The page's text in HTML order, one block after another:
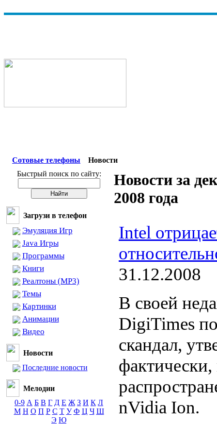
Сотовые телефоны
Новости
Быстрый поиск по сайту:
Загрузи в телефон
Эмуляция Игр
Java Игры
Программы
Книги
Реалтоны (MP3)
Темы
Картинки
Анимации
Видео
Новости
Последние новости
Мелодии
0-9 А Б В Г Д Е Ж З И К Л
М Н О П Р С Т У Ф Ц Ч Ш
Э Ю
Новости за
2008 года
Intel
31.12.2008
В своей
DigiTimes
скандал,
фактически,
nVidia Ion.